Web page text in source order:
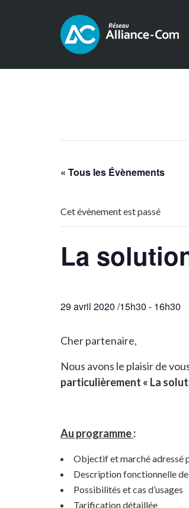
« Tous les Évènements
Cet évènement est passé
La
29 avril 2020 /15h30 - 16h30
Cher partenaire,
Nous avons le plaisir de
particulièrement « La
Au programme:
Objectif et marché adressé
Description fonctionnelle
Possibilités et cas d’usages
Tarification détaillée